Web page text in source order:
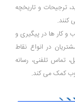
ترجیحات و تاریخچه
کنند.
کار ها در پیگیری و
در انواع نقاط
تماس تلفنی، رسانه‌
کمک می‌ کند.